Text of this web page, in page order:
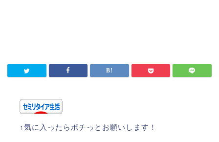
↑気に入ったらポチっとお願いします！